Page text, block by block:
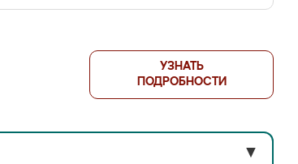
УЗНАТЬ
ПОДРОБНОСТИ
▼